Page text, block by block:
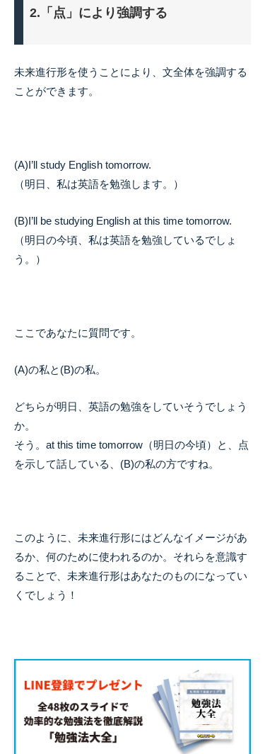
2.「点」により強調する
未来進行形を使うことにより、文全体を強調する
ことができます。
(A)I’ll study English tomorrow.
（明日、私は英語を勉強します。）
(B)I’ll be studying English at this time tomorrow.
（明日の今頃、私は英語を勉強しているでしょ
う。）
ここであなたに質問です。
(A)の私と(B)の私。
どちらが明日、英語の勉強をしていそうでしょう
か。
そう。at this time tomorrow（明日の今頃）と、点
を示して話している、(B)の私の方ですね。
このように、未来進行形にはどんなイメージがあ
るか、何のために使われるのか。それらを意識す
ることで、未来進行形はあなたのものになってい
くでしょう！